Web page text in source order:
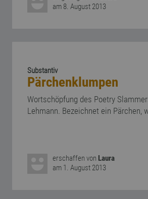
am 8. August 2013
Substantiv
Pärchenklumpen
Wortschöpfung des Poetry
Lehmann. Bezeichnet ein Pärchen,
erschaffen von Laura
am 1. August 2013